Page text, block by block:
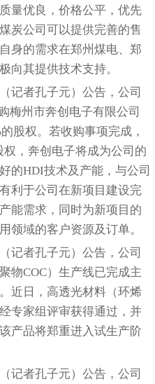
量优良，价格公平，优先
炭公司可以提供完善的售
身的需求在郑州煤电、郑
向其提供技术支持。
者孔子元）公告，公司
梅州市奔创电子有限公司
股权。若收购事项完成，
，奔创电子将成为公司的
的HDI技术及产能，与公司
利于公司在新项目建设完
能需求，同时为新项目的
领域的客户资源及订单。
者孔子元）公告，公司
物COC）生产线已完成主
近日，高透光材料（环烯
专家组评审获得通过，并
产品将郑重进入试生产阶
者孔子元）公告，公司